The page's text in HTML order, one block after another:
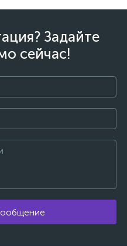
Задайте
сейчас!